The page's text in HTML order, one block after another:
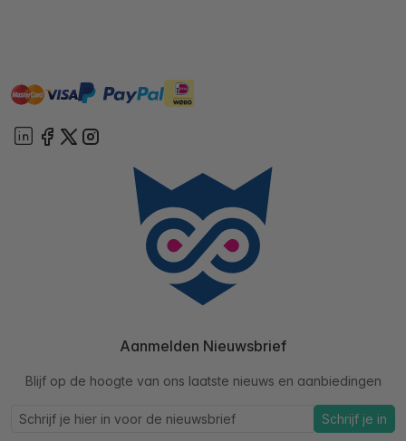
mastervisa paypal ideal
Aanmelden Nieuwsbrief
Blijf op de hoogte van ons laatste nieuws en aanbiedingen
Schrijf je in